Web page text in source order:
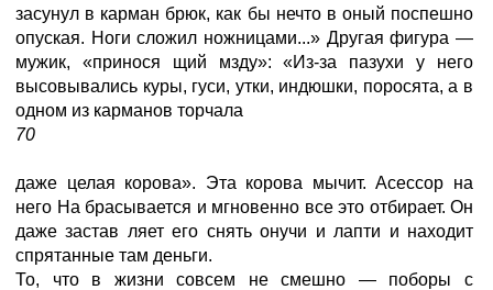
засунул в карман брюк, как бы нечто в оный поспешно
опуская. Ноги сложил ножницами...» Другая фигура —
мужик, «принося щий мзду»: «Из-за пазухи у него
высовывались куры, гуси, утки, индюшки, поросята, а в
одном из карманов торчала
70
даже целая корова». Эта корова мычит. Асессор на
него На брасывается и мгновенно все это отбирает. Он
даже застав ляет его снять онучи и лапти и находит
спрятанные там деньги.
То, что в жизни совсем не смешно — поборы с